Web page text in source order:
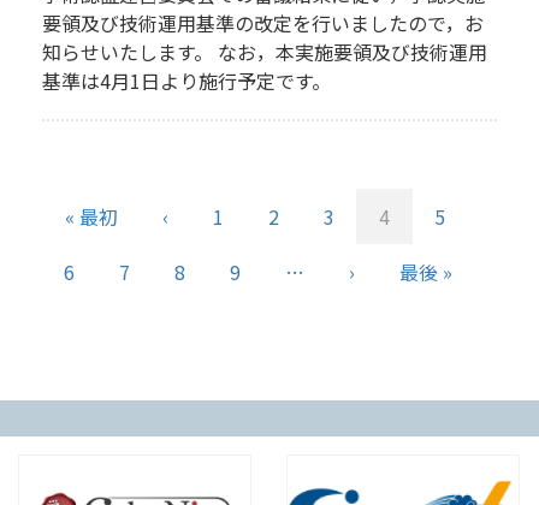
要領及び技術運用基準の改定を行いましたので，お
知らせいたします。 なお，本実施要領及び技術運用
基準は4月1日より施行予定です。
先
ペ
« 最初
前
ー
‹
ペ
ジ
1
ペ
2
ペ
3
カ
4
ペ
ジ
5
ペ
6
ペ
7
ペ
8
ペ
9 …
次›
最
最後 »